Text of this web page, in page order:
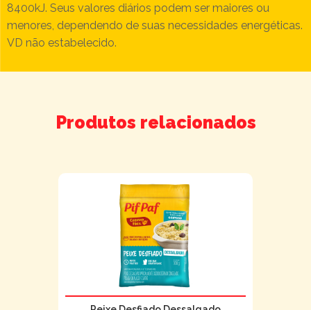
8400kJ. Seus valores diários podem ser maiores ou
menores, dependendo de suas necessidades energéticas.
VD não estabelecido.
Produtos relacionados